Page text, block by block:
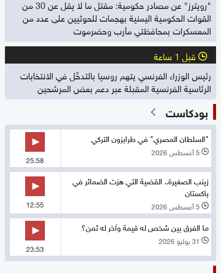
"رويترز" عن مصادر حكومية: مقتل ما لا يقل عن 30 من
القوات الحكومية اليمنية بهجمات للحوثيين على عدد من
المعسكرات بمحافظتي مأرب وحضرموت
l قبل 1 ساعة
رئيس الوزراء الفرنسي يتهم روسيا بالتدخّل في الانتخابات
الرئاسية الفرنسية المقبلة عبر دعم بعض المرشحين
بودكاست
"السلطان المصري" في طرابزون التركي
l 5 أغسطس 2026
25:58
زينب الصغيرة.. القضية التي هزت الضمائر في
باكستان
l 5 أغسطس 2026 12:55
ما الفرق بين شخص له قيمة وآخر له ثمن؟
l 31 يوليو 2026
23:53